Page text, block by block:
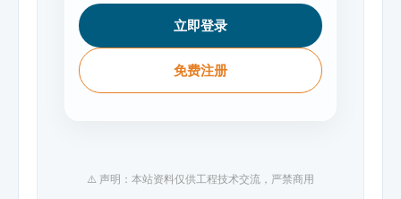
立即登录
免费注册
⚠️ 声明：本站资料仅供工程技术交流，严禁商用